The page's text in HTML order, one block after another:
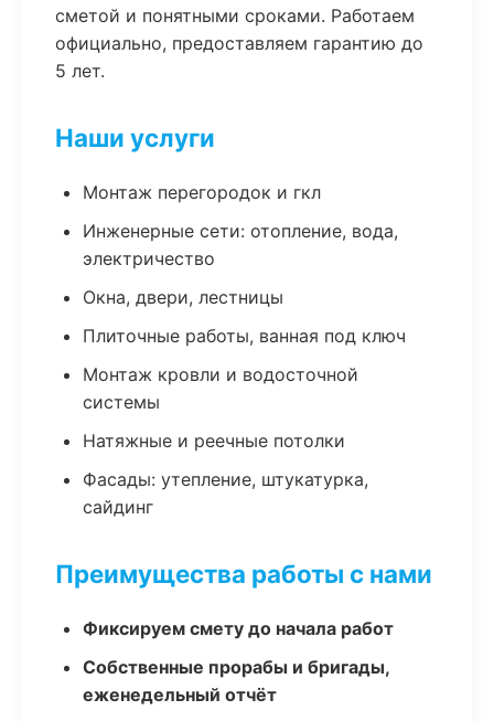
сметой и понятными сроками. Работаем
официально, предоставляем гарантию до
5 лет.
Наши услуги
Монтаж перегородок и гкл
Инженерные сети: отопление, вода,
электричество
Окна, двери, лестницы
Плиточные работы, ванная под ключ
Монтаж кровли и водосточной
системы
Натяжные и реечные потолки
Фасады: утепление, штукатурка,
сайдинг
Преимущества работы с нами
Фиксируем смету до начала работ
Собственные прорабы и бригады,
еженедельный отчёт